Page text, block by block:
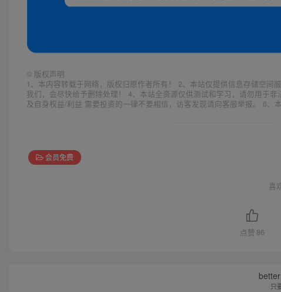
© 版权声明
1、本内容转载于网络，版权归原作者所有！ 2、本站仅提供信息存储空
我们，会尽快给予删除处理！ 4、本站全资源仅供测试和学习，请勿用于
及自身权益/利益 需要投资的一律不要相信，访客发现请向客服举报。 6
会员免费
喜
点赞 86
只